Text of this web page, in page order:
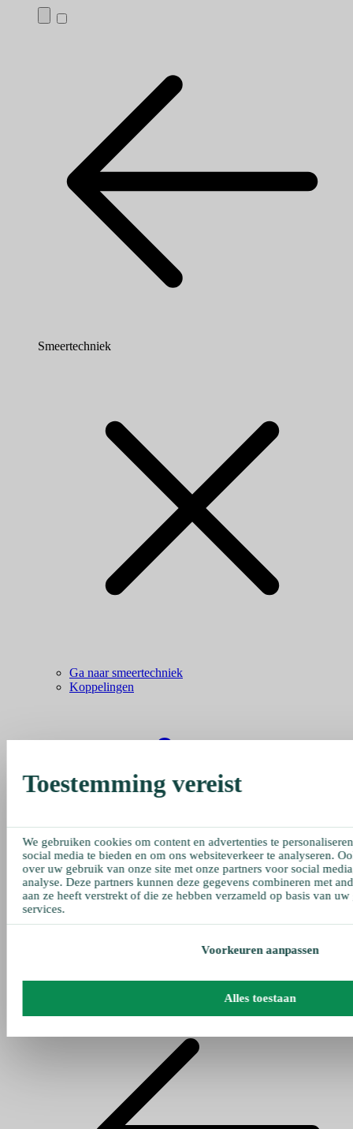
Smeertechniek
Ga naar smeertechniek
Koppelingen
Toestemming vereist
We gebruiken cookies om content en advertenties te
social media te bieden en om ons websiteverkeer te analyseren.
over uw gebruik van onze site met onze partners voor social
analyse. Deze partners kunnen deze gegevens combineren met
aan ze heeft verstrekt of die ze hebben verzameld op basis van
services.
Voorkeuren aanpassen
Alles toestaan